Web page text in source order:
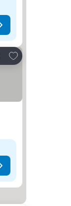
Lisää suosikkeihin